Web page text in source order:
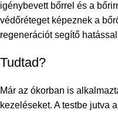
igénybevett bőrrel és a
védőréteget képeznek a
regenerációt segítő
Tudtad?
Már az ókorban is
kezeléseket. A testbe jutva